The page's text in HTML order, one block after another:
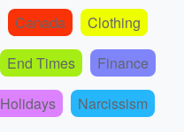
Canada
Clothing
End Times
Finance
Holidays
Narcissism